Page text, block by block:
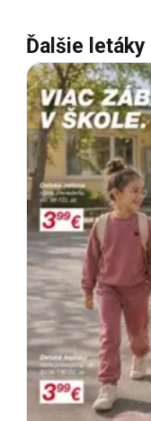
Ďalšie